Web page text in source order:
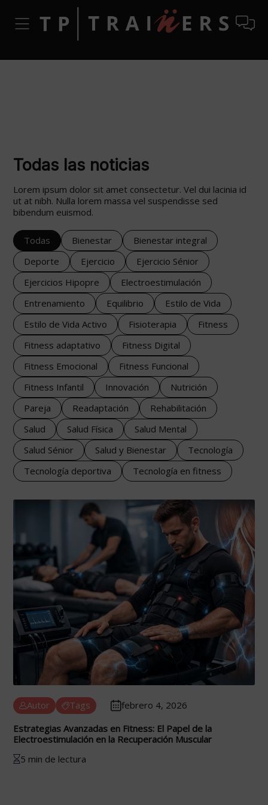
Todas las noticias
Lorem ipsum dolor sit amet consectetur. Vel dui lacinia id
ut at nibh. Nulla lorem massa vel suspendisse sed
bibendum euismod.
Todas Bienestar
Bienestar integral
Deporte
Ejercicio
Ejercicio Sénior
Ejercicios Hipopre
Electroestimulación
Entrenamiento
Equilibrio
Estilo de Vida
Estilo de Vida Activo
Fisioterapia
Fitness
Fitness adaptativo
Fitness Digital
Fitness Emocional
Fitness Funcional
Fitness Infantil
Innovación
Nutrición
Pareja
Readaptación
Rehabilitación
Salud
Salud Física
Salud Mental
Salud Sénior
Salud y Bienestar
Tecnología
Tecnología deportiva
Tecnología en fitness
Autor Tags
febrero 4, 2026
Estrategias Avanzadas en Fitness: El Papel de la
Electroestimulación en la Recuperación Muscular
5 min de lectura